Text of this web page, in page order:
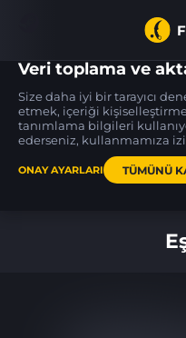
0
Glock-18
Block-18 BS
Veri toplama ve
Size daha iyi bir tarayıcı
etmek, içeriği
tanımlama bilgileri
ederseniz, kullanmamıza
ONAY AYARLARI TÜMÜNÜ